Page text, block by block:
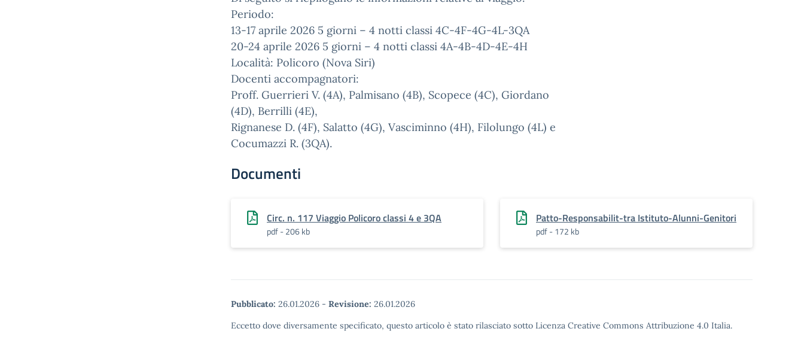
Periodo:
13-17 aprile 2026 5 giorni – 4 notti classi 4C-4F-4G-4L-3QA
20-24 aprile 2026 5 giorni – 4 notti classi 4A-4B-4D-4E-4H
Località: Policoro (Nova Siri)
Docenti accompagnatori:
Proff. Guerrieri V. (4A), Palmisano (4B), Scopece (4C), Giordano
(4D), Berrilli (4E),
Rignanese D. (4F), Salatto (4G), Vasciminno (4H), Filolungo (4L) e
Cocumazzi R. (3QA).
Documenti
Circ. n. 117 Viaggio Policoro classi 4 e 3QA
pdf - 206 kb
Patto-Responsabilit-tra Istituto-Alunni-Genitori
pdf - 172 kb
Pubblicato: 26.01.2026 - Revisione: 26.01.2026
Eccetto dove diversamente specificato, questo articolo è stato rilasciato sotto Licenza Creative Commons Attribuzione 4.0 Italia.